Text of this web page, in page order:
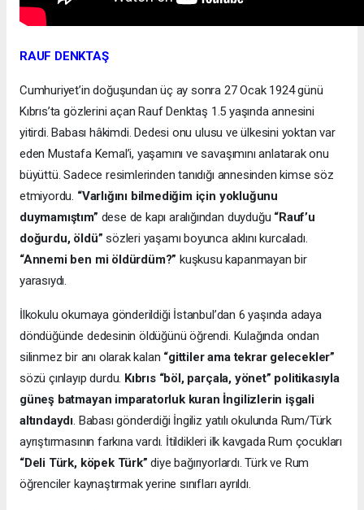
RAUF DENKTAŞ
Cumhuriyet’in doğuşundan üç ay sonra 27 Ocak 1924 günü
Kıbrıs’ta gözlerini açan Rauf Denktaş 1.5 yaşında annesini
yitirdi. Babası hâkimdi. Dedesi onu ulusu ve ülkesini yoktan var
eden Mustafa Kemal’i, yaşamını ve savaşımını anlatarak onu
büyüttü. Sadece resimlerinden tanıdığı annesinden kimse söz
etmiyordu. “Varlığını bilmediğim için yokluğunu
duymamıştım” dese de kapı aralığından duyduğu “Rauf’u
doğurdu, öldü” sözleri yaşamı boyunca aklını kurcaladı.
“Annemi ben mi öldürdüm?” kuşkusu kapanmayan bir
yarasıydı.
İlkokulu okumaya gönderildiği İstanbul’dan 6 yaşında adaya
döndüğünde dedesinin öldüğünü öğrendi. Kulağında ondan
silinmez bir anı olarak kalan “gittiler ama tekrar gelecekler”
sözü çınlayıp durdu. Kıbrıs “böl, parçala, yönet” politikasıyla
güneş batmayan imparatorluk kuran İngilizlerin işgali
altındaydı. Babası gönderdiği İngiliz yatılı okulunda Rum/Türk
ayrıştırmasının farkına vardı. İtildikleri ilk kavgada Rum çocukları
“Deli Türk, köpek Türk” diye bağırıyorlardı. Türk ve Rum
öğrenciler kaynaştırmak yerine sınıfları ayrıldı.